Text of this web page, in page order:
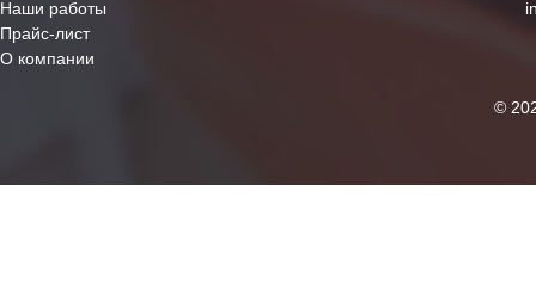
Наши работы
Прайс-лист
О компании
©